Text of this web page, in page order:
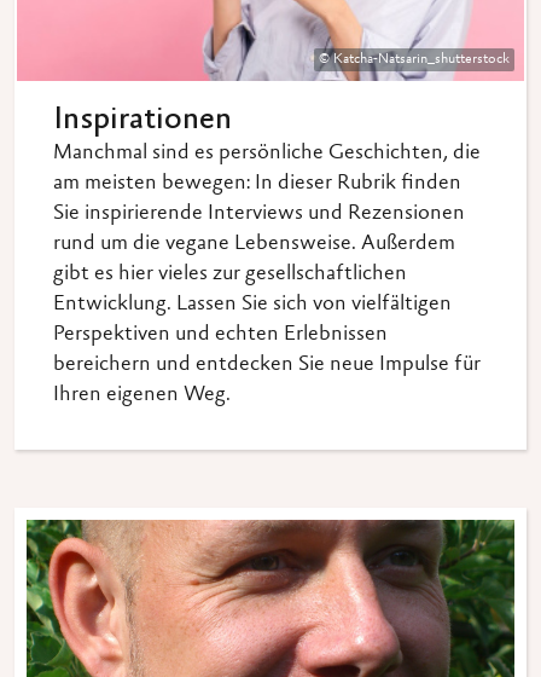
© Katcha-Natsarin_shutterstock
Inspirationen
Manchmal sind es persönliche Geschichten, die
am meisten bewegen: In dieser Rubrik finden
Sie inspirierende Interviews und Rezensionen
rund um die vegane Lebensweise. Außerdem
gibt es hier vieles zur gesellschaftlichen
Entwicklung. Lassen Sie sich von vielfältigen
Perspektiven und echten Erlebnissen
bereichern und entdecken Sie neue Impulse für
Ihren eigenen Weg.